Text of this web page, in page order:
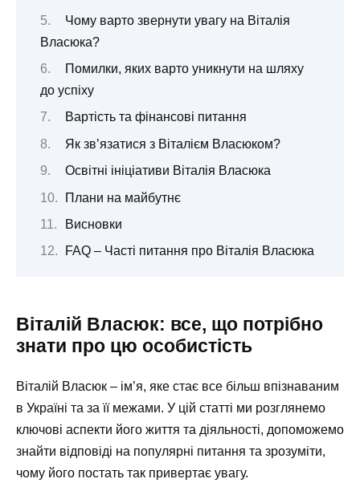
Чому варто звернути увагу на Віталія
Власюка?
Помилки, яких варто уникнути на шляху
до успіху
Вартість та фінансові питання
Як зв’язатися з Віталієм Власюком?
Освітні ініціативи Віталія Власюка
Плани на майбутнє
Висновки
FAQ – Часті питання про Віталія Власюка
Віталій Власюк: все, що потрібно
знати про цю особистість
Віталій Власюк – ім’я, яке стає все більш впізнаваним
в Україні та за її межами. У цій статті ми розглянемо
ключові аспекти його життя та діяльності, допоможемо
знайти відповіді на популярні питання та зрозуміти,
чому його постать так привертає увагу.